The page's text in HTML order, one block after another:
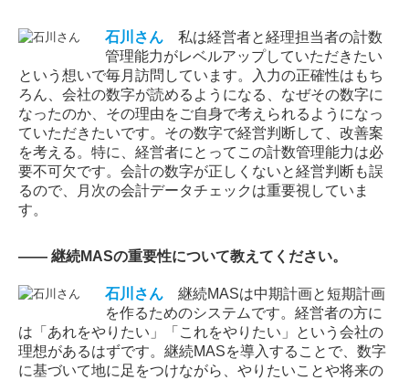
石川 さん私は経営者と経理担当者の計数
管理能力がレベルアップしていただきたい
という想いで毎月訪問しています。入力の正確性はもち
ろん、会社の数字が読めるようになる、なぜその数字に
なったのか、その理由をご自身で考えられるようになっ
ていただきたいです。その数字で経営判断して、改善案
を考える。特に、経営者にとってこの計数管理能力は必
要不可欠です。会計の数字が正しくないと経営判断も誤
るので、月次の会計データチェックは重要視していま
す。
―― 継続MASの重要性について教えてください。
石川 さん継続MASは中期計画と短期計画
を作るためのシステムです。経営者の方に
は「あれをやりたい」「これをやりたい」という会社の
理想があるはずです。継続MASを導入することで、数字
に基づいて地に足をつけながら、やりたいことや将来の